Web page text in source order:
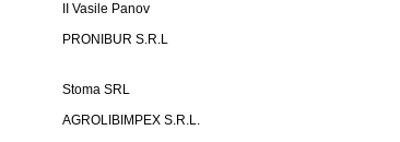
II Vasile Panov
PRONIBUR S.R.L
Stoma SRL
AGROLIBIMPEX S.R.L.